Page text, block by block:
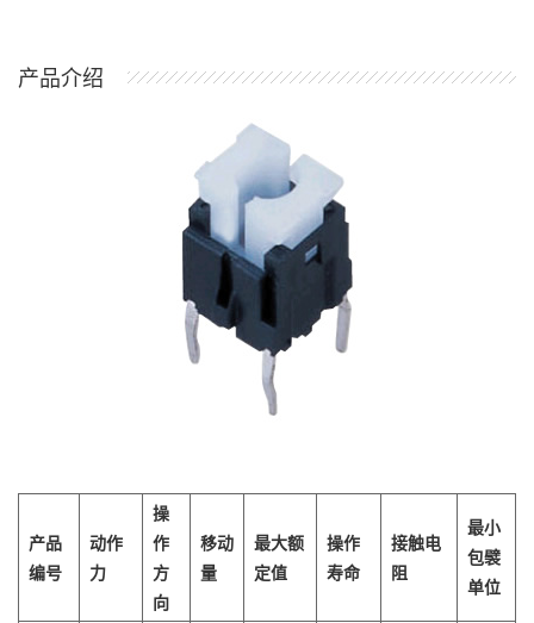
产品介绍
产品
编号
动作
力
操
作
方
向
移动
量
最大额
定值
操作
寿命
接触电
阻
最小
包襞
单位